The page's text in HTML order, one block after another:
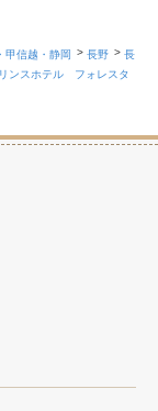
甲信越・静岡 長野
長
ンスホテル フォレスタ